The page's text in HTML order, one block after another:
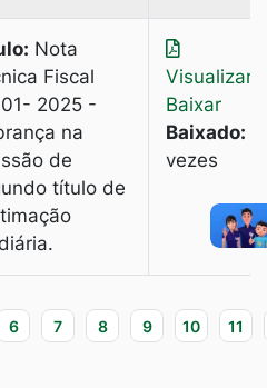
Nota
Fiscal
2025 -
na
de
título de
Visualizar
Baixar
Baixado:
vezes
6 7 8 9 10 11